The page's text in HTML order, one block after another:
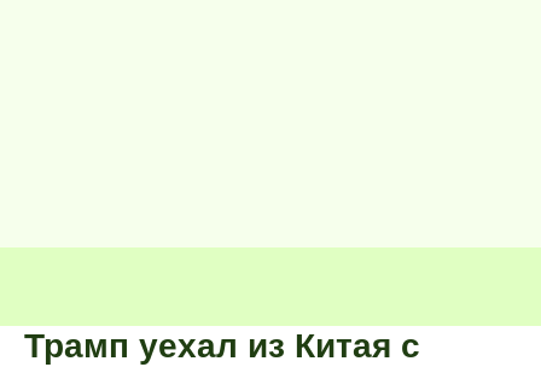
Трамп уехал из Китая с